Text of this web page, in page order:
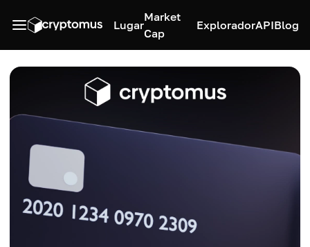
Lugar
Market
Cap
ExploradorAPIBlog